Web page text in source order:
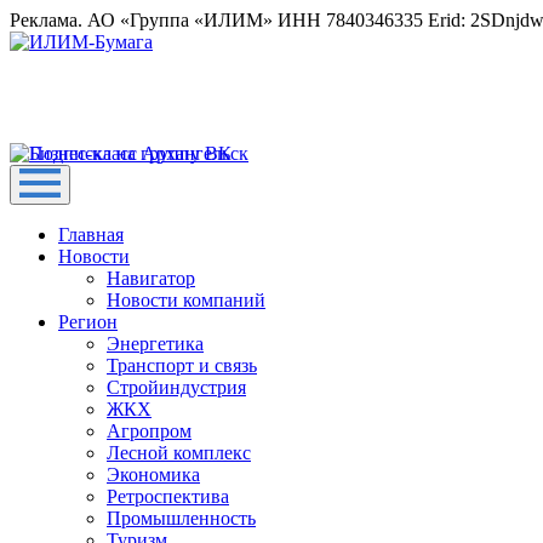
Реклама. АО «Группа «ИЛИМ» ИНН 7840346335 Erid:
Главная
Новости
Навигатор
Новости компаний
Регион
Энергетика
Транспорт и связь
Стройиндустрия
ЖКХ
Агропром
Лесной комплекс
Экономика
Ретроспектива
Промышленность